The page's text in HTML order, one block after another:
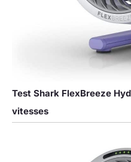
Test Shark FlexBreeze
vitesses